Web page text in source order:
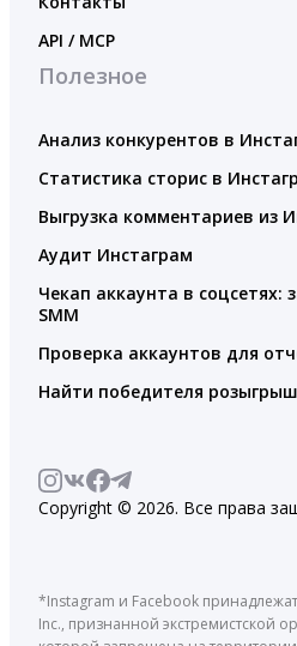
API / MCP
Полезное
Анализ конкурентов в
Статистика сторис в
Выгрузка комментариев из
Аудит Инстаграм
Чекап аккаунта в соцсетях:
SMM
Проверка аккаунтов для
Найти победителя
Copyright © 2026. Все права
*Instagram и Facebook
Inc., признанной экстремистской